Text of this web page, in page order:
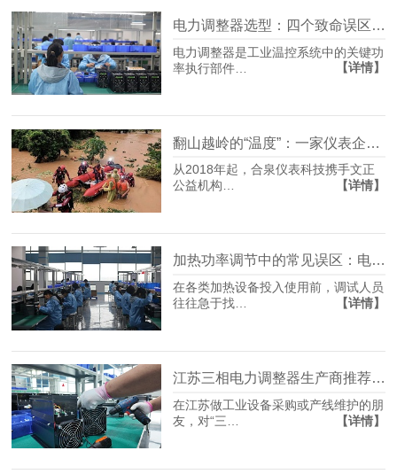
电力调整器选型：四个致命误区，多数人栽在第二个
电力调整器是工业温控系统中的关键功
率执行部件…
【详情】
从2018年起，合泉仪表科技携手文正
公益机构…
【详情】
加热功率调节中的常见误区：电力调节器究竟如何影响温度？
在各类加热设备投入使用前，调试人员
往往急于找…
【详情】
江苏三相电力调整器生产商推荐：选型不踩坑，先看懂这几点
在江苏做工业设备采购或产线维护的朋
友，对“三…
【详情】